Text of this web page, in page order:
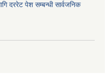
दररेट पेश सम्बन्धी सार्वजनिक